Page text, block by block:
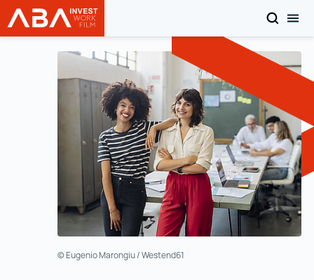
INVEST in AUSTRIA
検索モ
© Eugenio Marongiu / Westend61